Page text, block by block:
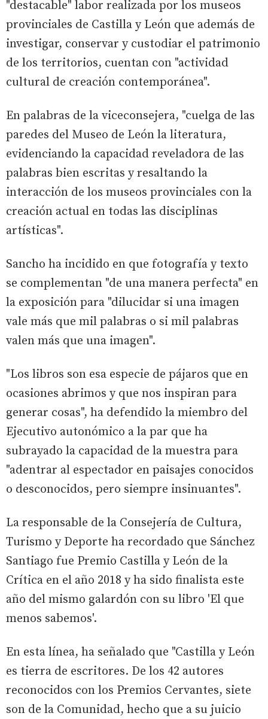
"destacable" labor realizada por los museos
provinciales de Castilla y León que además de
investigar, conservar y custodiar el patrimonio
de los territorios, cuentan con "actividad
cultural de creación contemporánea".
En palabras de la viceconsejera, "cuelga de las
paredes del Museo de León la literatura,
evidenciando la capacidad reveladora de las
palabras bien escritas y resaltando la
interacción de los museos provinciales con la
creación actual en todas las disciplinas
artísticas".
Sancho ha incidido en que fotografía y texto
se complementan "de una manera perfecta" en
la exposición para "dilucidar si una imagen
vale más que mil palabras o si mil palabras
valen más que una imagen".
"Los libros son esa especie de pájaros que en
ocasiones abrimos y que nos inspiran para
generar cosas", ha defendido la miembro del
Ejecutivo autonómico a la par que ha
subrayado la capacidad de la muestra para
"adentrar al espectador en paisajes conocidos
o desconocidos, pero siempre insinuantes".
La responsable de la Consejería de Cultura,
Turismo y Deporte ha recordado que Sánchez
Santiago fue Premio Castilla y León de la
Crítica en el año 2018 y ha sido finalista este
año del mismo galardón con su libro 'El que
menos sabemos'.
En esta línea, ha señalado que "Castilla y León
es tierra de escritores. De los 42 autores
reconocidos con los Premios Cervantes, siete
son de la Comunidad, hecho que a su juicio